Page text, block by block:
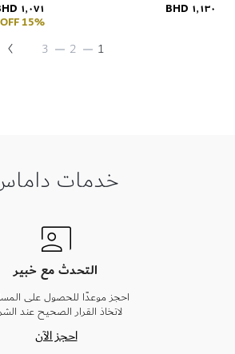
الوردي عيار 18 قيراط
١٬١٣٠ BHD
الملكيت
١٬٠٧١ BHD
15% OFF
حقيبة
حاليا
1 حقيبة
2 حقيبة
3
خدمات
التحدث مع خبير
احجز موعدًا للحصول على
لاتخاذ القرار الصحيح عند
احجز الآن